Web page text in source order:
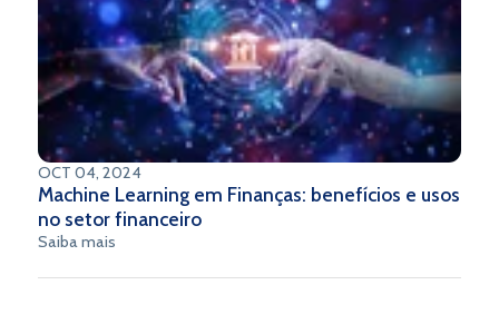
OCT 04, 2024
Machine Learning em Finanças: benefícios e usos
no setor financeiro
Saiba mais